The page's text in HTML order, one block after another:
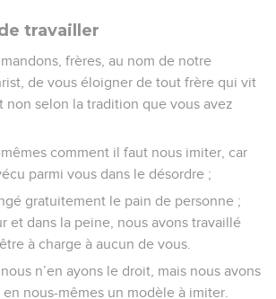
travailler
frères, au nom de notre
de vous éloigner de tout frère qui vit
non selon la tradition que vous avez
comment il faut nous imiter, car
parmi vous dans le désordre ;
gratuitement le pain de personne ;
et dans la peine, nous avons travaillé
à charge à aucun de vous.
n’en ayons le droit, mais nous avons
nous-mêmes un modèle à imiter.